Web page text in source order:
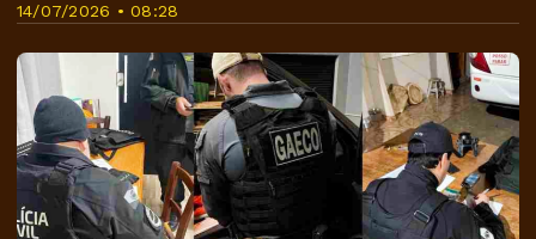
14/07/2026 • 08:28